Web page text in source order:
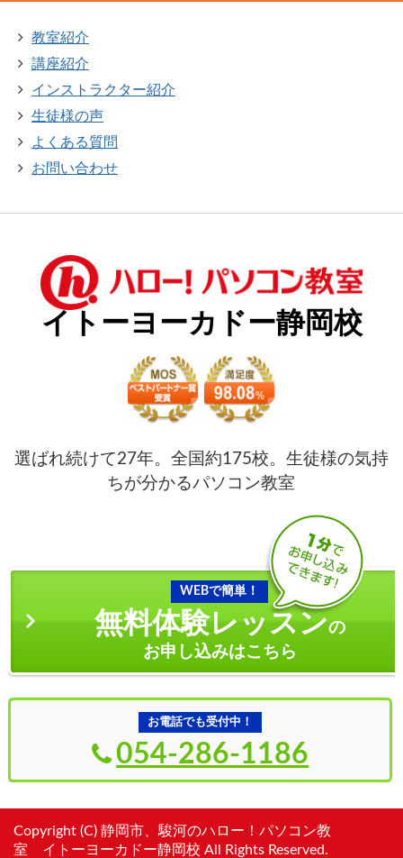
教室紹介
講座紹介
インストラクター紹介
生徒様の声
よくある質問
お問い合わせ
イトーヨーカドー静岡校
選ばれ続けて27年。全国約175校。生徒様の気持
ちが分かるパソコン教室
WEBで簡単！
無料体験レッスンの
お申し込みはこちら
お電話でも受付中！
054-286-1186
Copyright (C) 静岡市、駿河のハロー！パソコン教
室 イトーヨーカドー静岡校 All Rights Reserved.